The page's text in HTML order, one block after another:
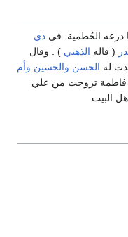
درعه الحُطمية. في ذي
( قاله الذهبي ) . وقال
له الحسن والحسين وأم
فاطمة تزوجت من علي
البيت.